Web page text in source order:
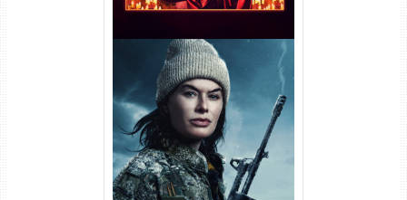
Balística Torrent (2025) WEB-
DL 1080p Dual Áudio